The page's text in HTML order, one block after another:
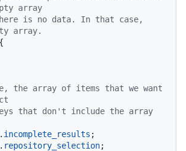
array
is no data. In that case,
array.
the array of items that we want
that don't include the array
incomplete_results ;
repository_selection;